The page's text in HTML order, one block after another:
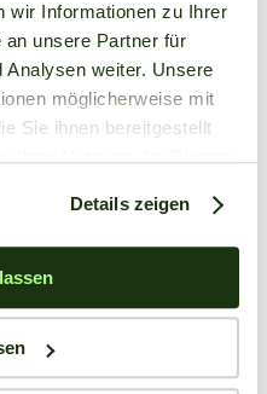
wir Informationen zu Ihrer
an unsere Partner für
Analysen weiter. Unsere
möglicherweise mit
Sie ihnen bereitgestellt
Details zeigen